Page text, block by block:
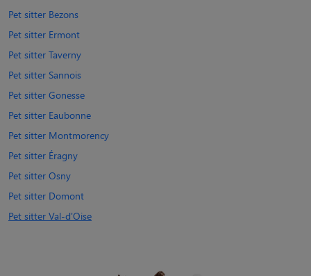
Pet sitter Bezons
Pet sitter Ermont
Pet sitter Taverny
Pet sitter Sannois
Pet sitter Gonesse
Pet sitter Eaubonne
Pet sitter Montmorency
Pet sitter Éragny
Pet sitter Osny
Pet sitter Domont
Pet sitter Val-d'Oise